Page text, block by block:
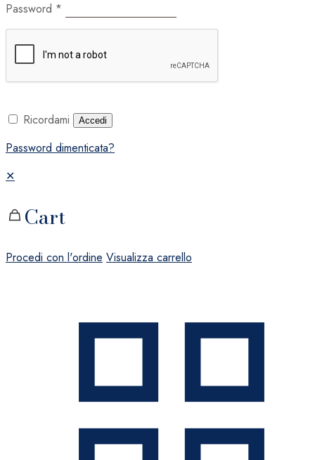
Password *
Ricordami Accedi
Password dimenticata?
✕
Cart
Procedi con l'ordine Visualizza carrello